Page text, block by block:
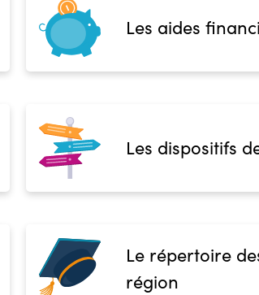
Les aides
Les dispositifs
Le répertoire
région